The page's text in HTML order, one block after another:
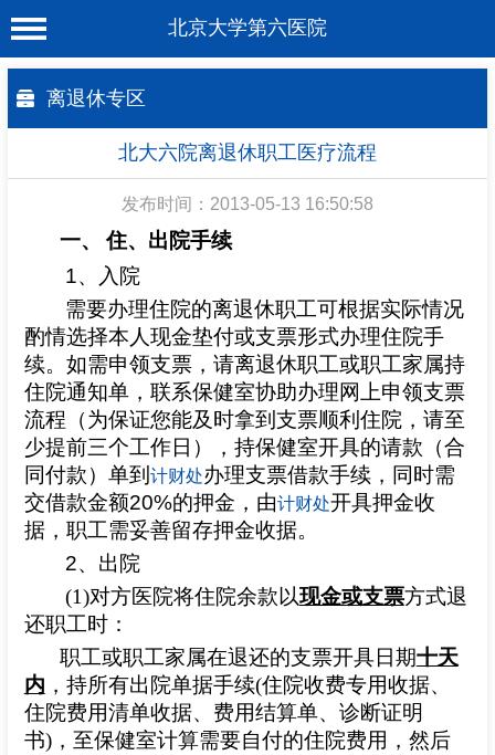
北京大学第六医院
医院概况
科室介绍
就诊服务
科学研究
教育培训
健康科普
合作支援
招聘专栏
离退休专区
北大六院离退休职工医疗流程
发布时间：2013-05-13 16:50:58
一、
住、出院手续
1、入院
需要办理住院的离退休职工可根据实际情况
酌情选择本人现金垫付或支票形式办理住院手
续。如需申领支票，请离退休职工或职工家属持
住院通知单，联系保健室协助办理网上申领支票
流程（为保证您能及时拿到支票顺利住院，请至
少提前三个工作日），持保健室开具的请款（合
同付款）单到 计财处办理支票借款手续，同时需
交借款金额20%的押金，由计财处开具押金收
据，职工需妥善留存押金收据。
2、出院
(1)对方医院将住院余款以现金或支票方式退
还职工时：
职工或职工家属在退还的支票开具日期十天
内 ，持所有出院单据手续(住院收费专用收据、
住院费用清单收据、费用结算单、诊断证明
书)，至保健室计算需要自付的住院费用，然后